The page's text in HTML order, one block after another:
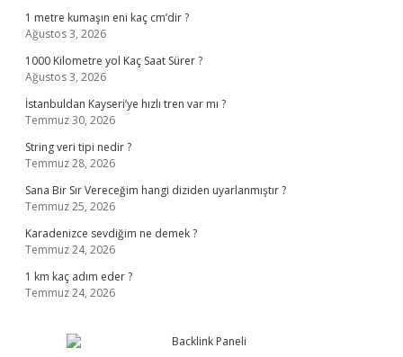
1 metre kumaşın eni kaç cm’dir ?
Ağustos 3, 2026
1000 Kilometre yol Kaç Saat Sürer ?
Ağustos 3, 2026
İstanbuldan Kayseri’ye hızlı tren var mı ?
Temmuz 30, 2026
String veri tipi nedir ?
Temmuz 28, 2026
Sana Bir Sır Vereceğim hangi diziden uyarlanmıştır ?
Temmuz 25, 2026
Karadenizce sevdiğim ne demek ?
Temmuz 24, 2026
1 km kaç adım eder ?
Temmuz 24, 2026